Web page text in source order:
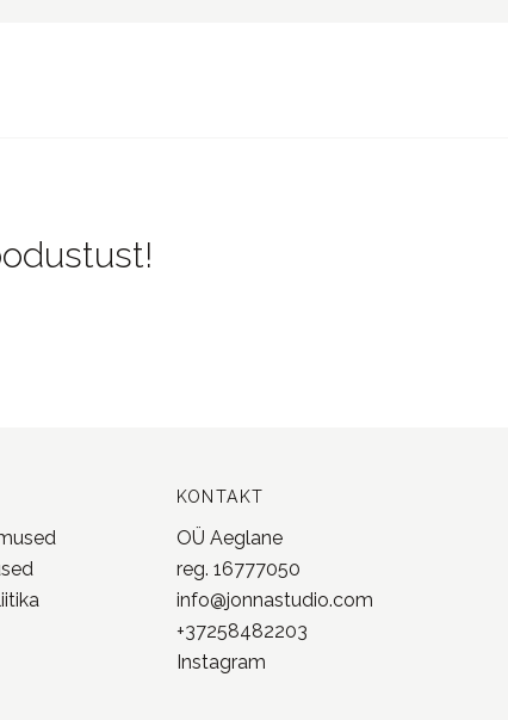
KONTAKT
OÜ Aeglane
reg. 16777050
info@jonnastudio.com
+37258482203
Instagram